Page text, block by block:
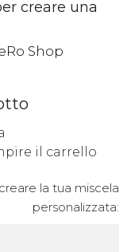
creare una
il carrello
la tua miscela
personalizzata: